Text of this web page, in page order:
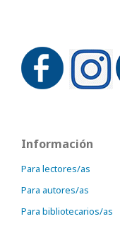
Información
Para lectores/as
Para autores/as
Para bibliotecarios/as